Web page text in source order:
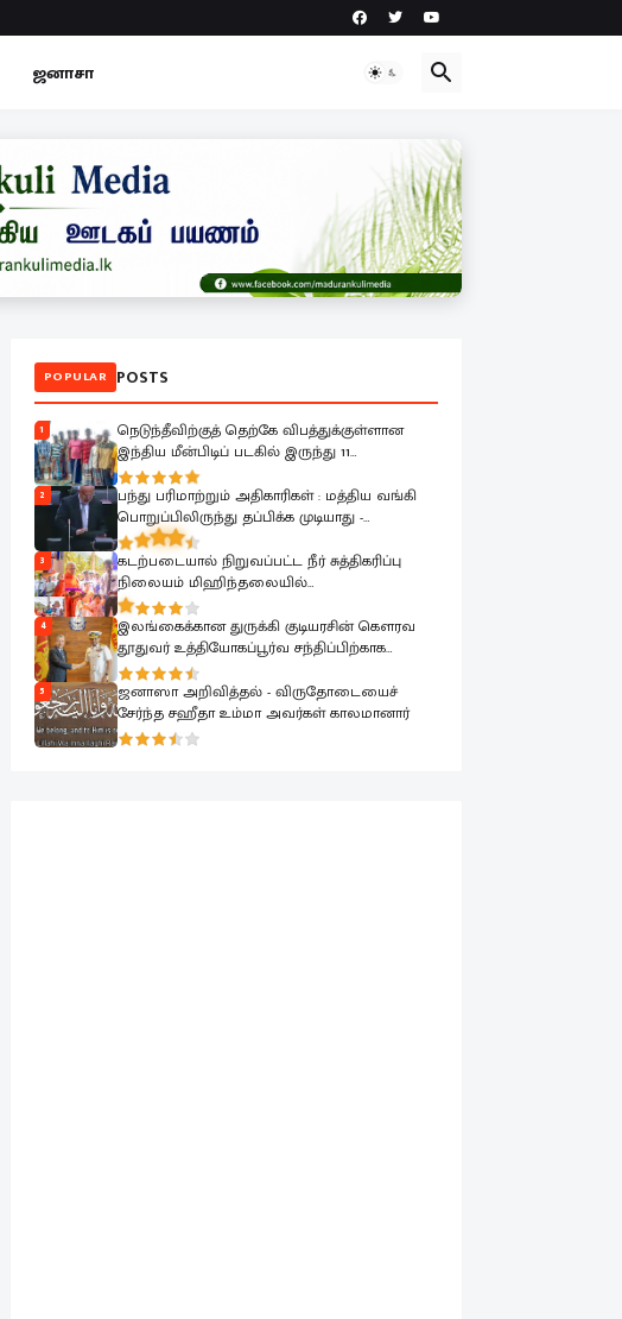
ஜனாசா
POPULAR POSTS
1
நெடுந்தீவிற்குத் தெற்கே விபத்துக்குள்ளான
இந்திய மீன்பிடிப் படகில் இருந்து 11
மீனவர்களை இலங்கை கடற்படை பாதுகாப்பாக
மீட்டது
2
பந்து பரிமாற்றும் அதிகாரிகள் : மத்திய வங்கி
பொறுப்பிலிருந்து தப்பிக்க முடியாது -
பாராளுமன்றத்தில் ரவூப் ஹக்கீம் ஆவேசம்
3
கடற்படையால் நிறுவப்பட்ட நீர் சுத்திகரிப்பு
நிலையம் மிஹிந்தலையில்
பொதுமக்களுக்காக கையளிக்கப்பட்டது
4
இலங்கைக்கான துருக்கி குடியரசின் கௌரவ
தூதுவர் உத்தியோகப்பூர்வ சந்திப்பிற்காக
கடற்படை தளபதியை சந்தித்தார்
5
ஜனாஸா அறிவித்தல் - விருதோடையைச்
சேர்ந்த சஹீதா உம்மா அவர்கள் காலமானார்